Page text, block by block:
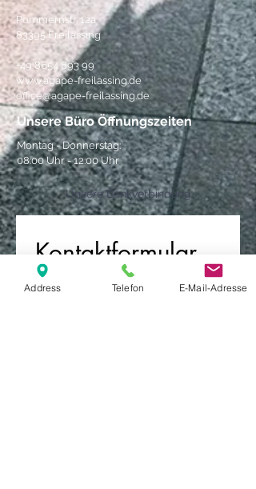
Pommernstr. 12a
83395 Freilassing
+49 8654 693 99
www.agape-freilassing.de
office@agape-freilassing.de
Unsere Büro Öffnungszeiten
Montag - Donnerstag:
08:00 Uhr - 12:00 Uhr
Unsere Bankverbindung
Kontaktformular
Vorname
Address Telefon E-Mail-Adresse